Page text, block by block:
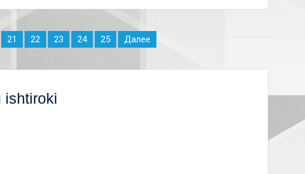
21 22 23 24 25 Далее
ishtiroki